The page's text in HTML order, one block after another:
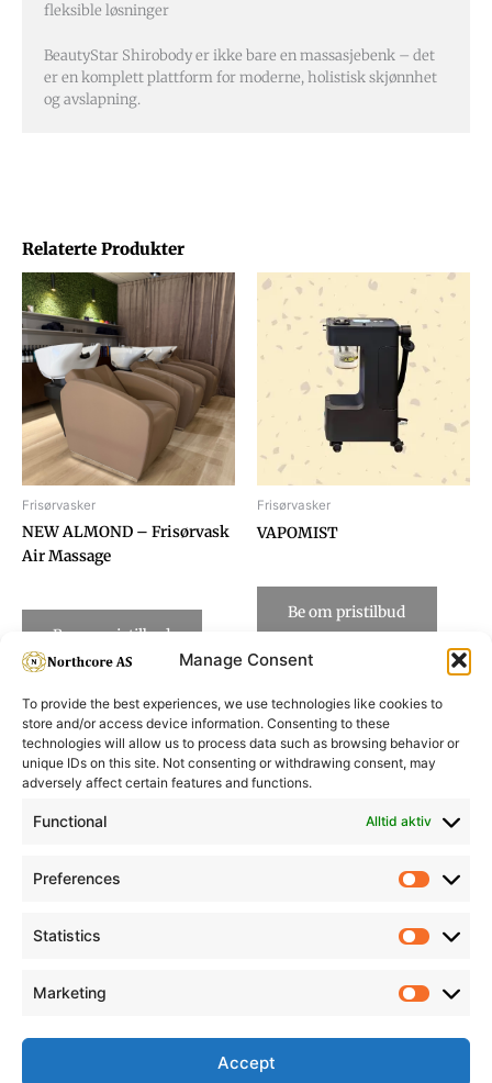
Manage Consent
To provide the best experiences, we use technologies like cookies to
store and/or access device information. Consenting to these
technologies will allow us to process data such as browsing behavior or
unique IDs on this site. Not consenting or withdrawing consent, may
adversely affect certain features and functions.
Functional Alltid aktiv
Preferences
Statistics
Marketing
Accept
Relaterte Produkter
Frisørvasker
NEW ALMOND – Frisørvask
Air Massage
Be om pristilbud
Frisørvasker
VAPOMIST
Be om pristilbud
fleksible løsninger
BeautyStar Shirobody er ikke bare en massasjebenk – det
er en komplett plattform for moderne, holistisk skjønnhet
og avslapning.
Informasjon